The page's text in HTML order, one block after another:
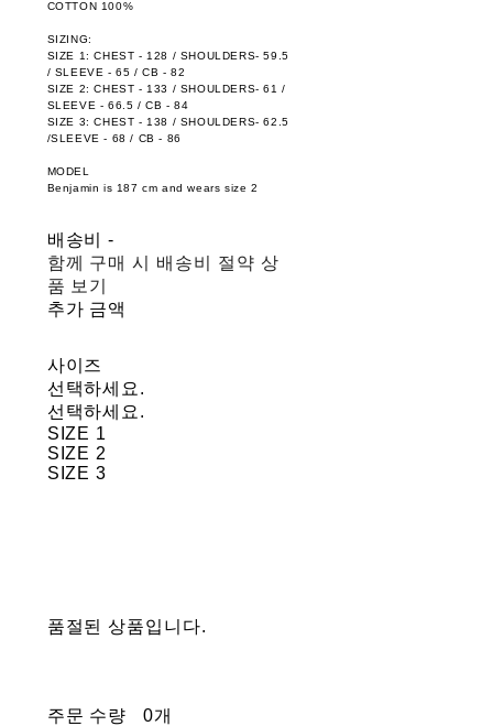
COTTON 100%
SIZING:
SIZE 1: CHEST - 128 / SHOULDERS- 59.5
/ SLEEVE - 65 / CB - 82
SIZE 2: CHEST - 133 / SHOULDERS- 61 /
SLEEVE - 66.5 / CB - 84
SIZE 3: CHEST - 138 / SHOULDERS- 62.5
/SLEEVE - 68 / CB - 86
MODEL
Benjamin is 187 cm and wears size 2
배송비-
함께 구매 시 배송비 절약 상
품 보기
추가 금액
사이즈
선택하세요.
선택하세요.
SIZE 1
SIZE 2
SIZE 3
품절된 상품입니다.
주문 수량
0개